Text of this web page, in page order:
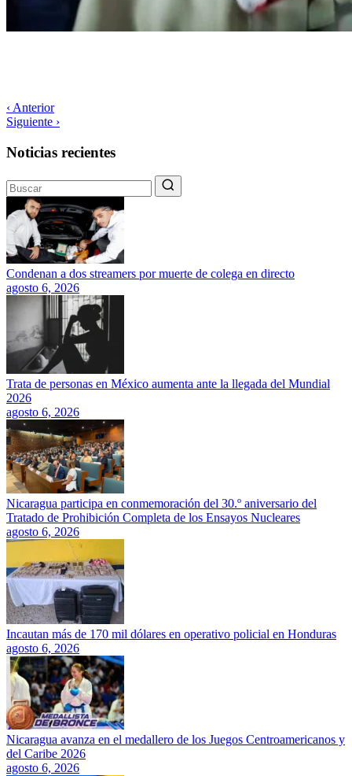
‹ Anterior
Siguiente ›
Noticias recientes
Condenan a dos streamers por muerte de colega en directo
agosto 6, 2026
Trata de personas en México aumenta ante la llegada del Mundial
2026
agosto 6, 2026
Nicaragua participa en conmemoración del 30.º aniversario del
Tratado de Prohibición Completa de los Ensayos Nucleares
agosto 6, 2026
Incautan más de 170 mil dólares en operativo policial en Honduras
agosto 6, 2026
Nicaragua avanza en el medallero de los Juegos Centroamericanos y
del Caribe 2026
agosto 6, 2026